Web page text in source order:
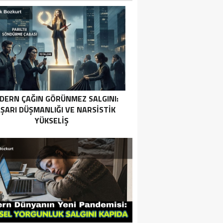
ÇAĞIN GÖRÜNMEZ SALGINI:
DÜŞMANLIĞI VE NARSISTIK
YÜKSELIŞ